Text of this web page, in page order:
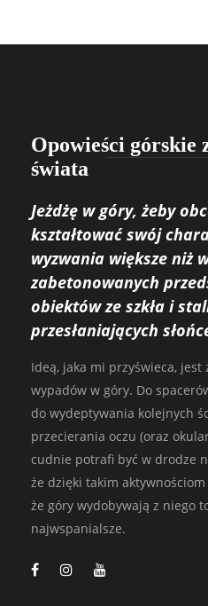
Opowieści górskie
świata
Jeżdżę w góry, żeby
kształtować swój
wyzwania większe niż
zabetonowanych
obiektów ze szkła i
przesłaniających
Ideą, jaka mi przyświeca, jest
wypadów w góry. Do
do wydeptywania kolejnych
przecierania oczu (oraz
cudnie potrafi być w drodze
że dzięki takim aktywnościom
że góry wydobywają z niego
najwspanialsze.